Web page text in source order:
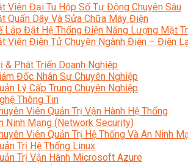
Viên Đại Tu Hộp Số Tự Động Chuyên Sâu
Quấn Dây Và Sửa Chữa Máy Điện
Lắp Đặt Hệ Thống Điện Năng Lượng Mặt
Viên Điện Tử Chuyên Ngành Điện – Điện
& Phát Triển Doanh Nghiệp
Đốc Nhân Sự Chuyên Nghiệp
Lý Cấp Trung Chuyên Nghiệp
Thông Tin
Viên Quản Trị Vận Hành Hệ Thống
Ninh Mạng (Network Security)
Viên Quản Trị Hệ Thống Và An Ninh
Trị Hệ Thống Linux
Trị Vận Hành Microsoft Azure